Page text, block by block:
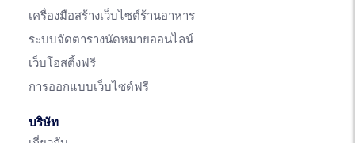
เครื่องมือสร้างเว็บไซต์ร้านอาหาร
ระบบจัดตารางนัดหมายออนไลน์
เว็บโฮสติ้งฟรี
การออกแบบเว็บไซต์ฟรี
บริษัท